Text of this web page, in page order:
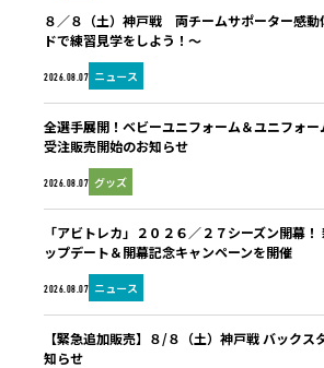
2026.08.07 ニュース
８／８（土）神戸戦 両チームサポーター感動
ドで練習見学をしよう！～
2026.08.07 グッズ
全選手展開！ベビーユニフォーム＆ユニフォ
受注販売開始のお知らせ
2026.08.07 ニュース
「アビトレカ」２０２６／２７シーズン開幕
ップデート＆開幕記念キャンペーンを開催
【緊急追加販売】８/８（土）神戸戦 バックス
知らせ